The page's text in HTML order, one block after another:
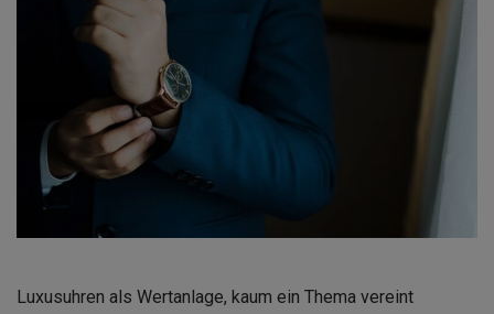
Luxusuhren als Wertanlage, kaum ein Thema vereint